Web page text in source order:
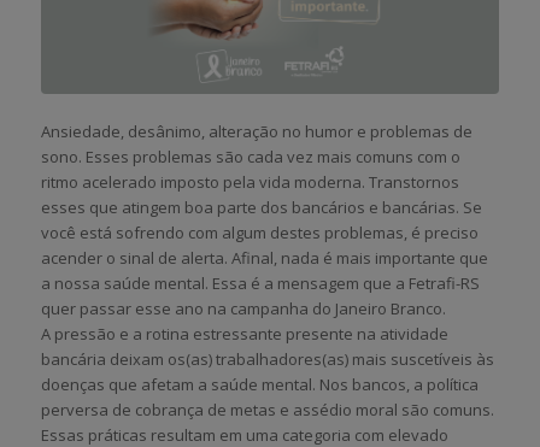
Ansiedade, desânimo, alteração no humor e problemas de
sono. Esses problemas são cada vez mais comuns com o
ritmo acelerado imposto pela vida moderna. Transtornos
esses que atingem boa parte dos bancários e bancárias. Se
você está sofrendo com algum destes problemas, é preciso
acender o sinal de alerta. Afinal, nada é mais importante que
a nossa saúde mental. Essa é a mensagem que a Fetrafi-RS
quer passar esse ano na campanha do Janeiro Branco.
A pressão e a rotina estressante presente na atividade
bancária deixam os(as) trabalhadores(as) mais suscetíveis às
doenças que afetam a saúde mental. Nos bancos, a política
perversa de cobrança de metas e assédio moral são comuns.
Essas práticas resultam em uma categoria com elevado